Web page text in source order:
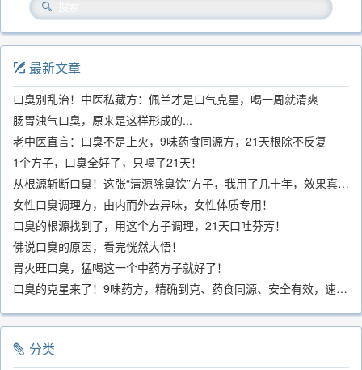
最新文章
口臭别乱治！中医私藏方：佩兰才是口气克星，喝一周就清爽
肠胃浊气口臭，原来是这样形成的...
老中医直言：口臭不是上火，9味药食同源方，21天根除不反复
1个方子，口臭全好了，只喝了21天！
从根源斩断口臭！这张“清源除臭饮”方子，我用了几十年，效果真不错
女性口臭调理方，由内而外去异味，女性体质专用！
口臭的根源找到了，用这个方子调理，21天口吐芬芳！
佛说口臭的原因，看完恍然大悟！
胃火旺口臭，猛喝这一个中药方子就好了！
口臭的克星来了！9味药方，精确到克、药食同源、安全有效，速看！
分类